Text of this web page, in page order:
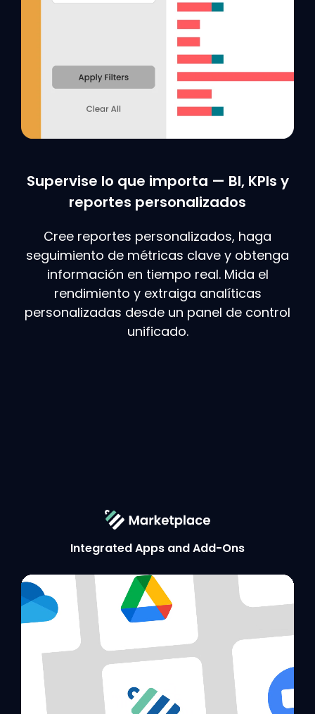
Supervise lo que importa — BI, KPIs y
reportes personalizados
Cree reportes personalizados, haga
seguimiento de métricas clave y obtenga
información en tiempo real. Mida el
rendimiento y extraiga analíticas
personalizadas desde un panel de control
unificado.
Integrated Apps and Add-Ons